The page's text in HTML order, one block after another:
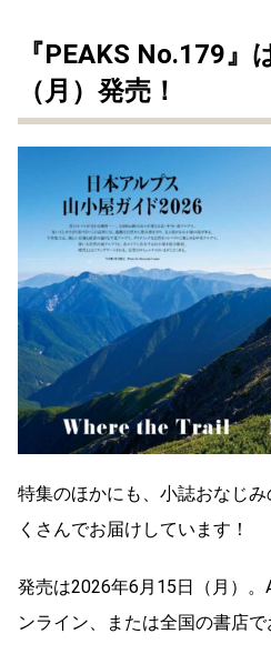
『PEAKS No.179』
（月）発売！
特集のほかにも、小誌おなじ
くさんでお届けしています！
発売は2026年6月15日（月）
ンライン、または全国の書店で